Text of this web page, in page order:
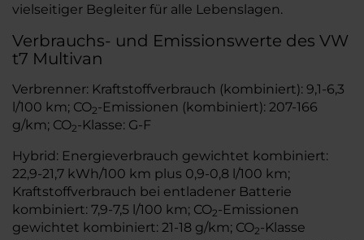
vielseitiger Begleiter für alle Lebenslagen.
Verbrauchs- und Emissionswerte des VW
t7 Multivan
Verbrenner: Kraftstoffverbrauch (kombiniert): 9,1-6,3
l/100 km; CO2-Emissionen (kombiniert): 207-166
g/km; CO2-Klasse: G-F
Hybrid: Energieverbrauch gewichtet kombiniert:
22,9-21,7 kWh/100 km plus 0,9-0,8 l/100 km;
Kraftstoffverbrauch bei entladener Batterie
kombiniert: 7,9-7,5 l/100 km; CO2-Emissionen
gewichtet kombiniert: 21-18 g/km; CO2-Klasse